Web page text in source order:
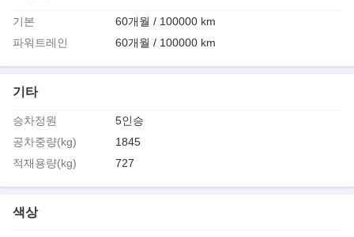
기본
60개월 / 100000 km
파워트레인
60개월 / 100000 km
기타
승차정원
5인승
공차중량(kg)
1845
적재용량(kg)
727
색상